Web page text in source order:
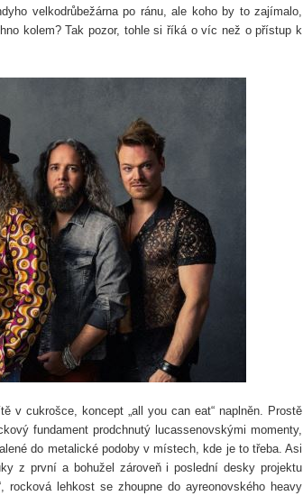
velkodrůbežárna po ránu, ale koho by to zajímalo,
kolem? Tak pozor, tohle si říká o víc než o přístup k
v cukrošce, koncept „all you can eat“ naplněn. Prostě
fundament prodchnutý lucassenovskými momenty,
do metalické podoby v místech, kde je to třeba. Asi
z první a bohužel zároveň i poslední desky projektu
lehkost se zhoupne do ayreonovského heavy